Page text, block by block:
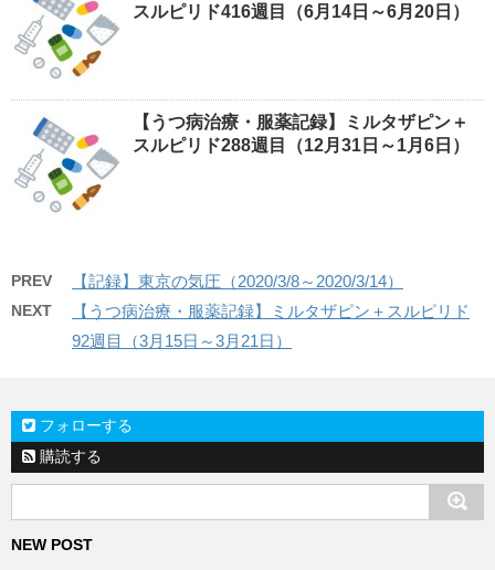
スルピリド416週目（6月14日～6月20日）
【うつ病治療・服薬記録】ミルタザピン＋
スルピリド288週目（12月31日～1月6日）
PREV 【記録】東京の気圧（2020/3/8～2020/3/14）
NEXT
【うつ病治療・服薬記録】ミルタザピン＋スルピリド
92週目（3月15日～3月21日）
フォローする
購読する
NEW POST